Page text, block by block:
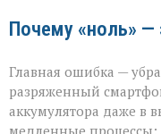
Почему «ноль» —
Главная ошибка —
разряженный
аккумулятора даже в
медленные процессы: